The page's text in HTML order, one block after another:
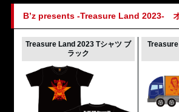
B’z presents -Treasure Land 2023-
Treasure Land 2023 Tシャツ ブ
ラック
Treasure